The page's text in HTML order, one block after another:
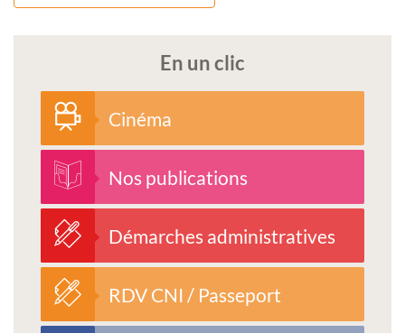
En un clic
Cinéma
Nos publications
Démarches administratives
RDV CNI / Passeport